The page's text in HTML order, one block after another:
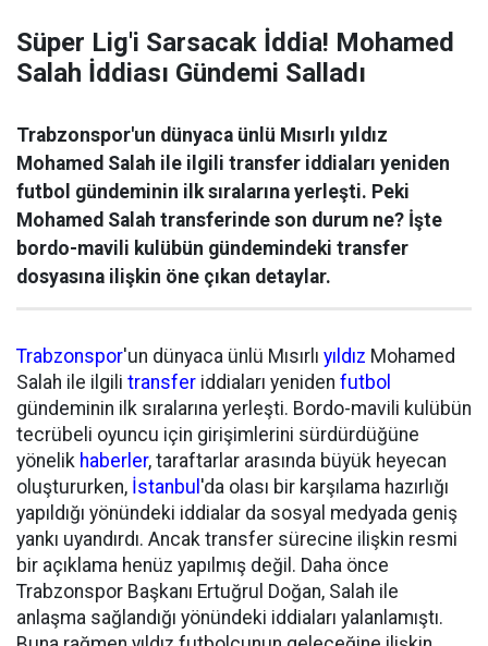
Süper Lig'i Sarsacak İddia! Mohamed
Salah İddiası Gündemi Salladı
Trabzonspor'un dünyaca ünlü Mısırlı yıldız
Mohamed Salah ile ilgili transfer iddiaları yeniden
futbol gündeminin ilk sıralarına yerleşti. Peki
Mohamed Salah transferinde son durum ne? İşte
bordo-mavili kulübün gündemindeki transfer
dosyasına ilişkin öne çıkan detaylar.
Trabzonspor'un dünyaca ünlü Mısırlı yıldız Mohamed
Salah ile ilgili transfer iddiaları yeniden futbol
gündeminin ilk sıralarına yerleşti. Bordo-mavili kulübün
tecrübeli oyuncu için girişimlerini sürdürdüğüne
yönelik haberler, taraftarlar arasında büyük heyecan
oluştururken, İstanbul 'da olası bir karşılama hazırlığı
yapıldığı yönündeki iddialar da sosyal medyada geniş
yankı uyandırdı. Ancak transfer sürecine ilişkin resmi
bir açıklama henüz yapılmış değil. Daha önce
Trabzonspor Başkanı Ertuğrul Doğan, Salah ile
anlaşma sağlandığı yönündeki iddiaları yalanlamıştı.